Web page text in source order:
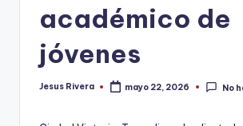
académico de
jóvenes
Publicado
Jesus Rivera mayo 22, 2026 No